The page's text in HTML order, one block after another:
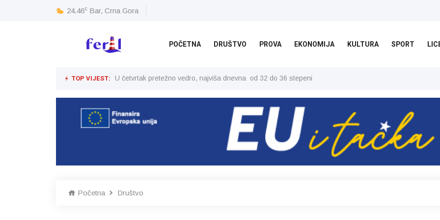
24.46c Bar, Crna Gora
POČETNA DRUŠTVO PROVA EKONOMIJA KULTURA SPORT
TOP VIJEST: U četvrtak pretežno vedro, najviša dnevna od 32 do 36 stepeni
Početna Društvo